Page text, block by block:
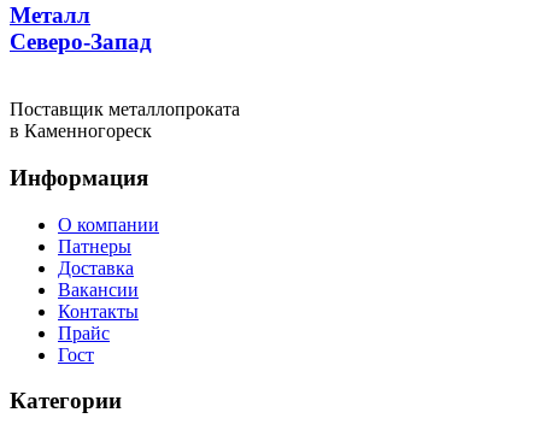
Металл
Северо-Запад
Поставщик металлопроката
в Каменногореск
Информация
О компании
Патнеры
Доставка
Вакансии
Контакты
Прайс
Гост
Категории